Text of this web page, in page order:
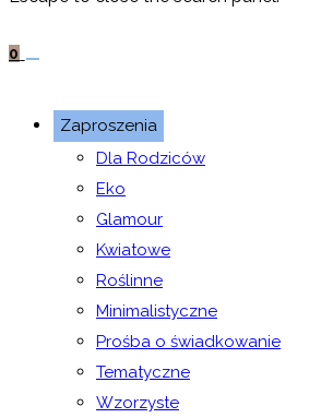
0
Zaproszenia
Dla Rodziców
Eko
Glamour
Kwiatowe
Roślinne
Minimalistyczne
Prośba o świadkowanie
Tematyczne
Wzorzyste